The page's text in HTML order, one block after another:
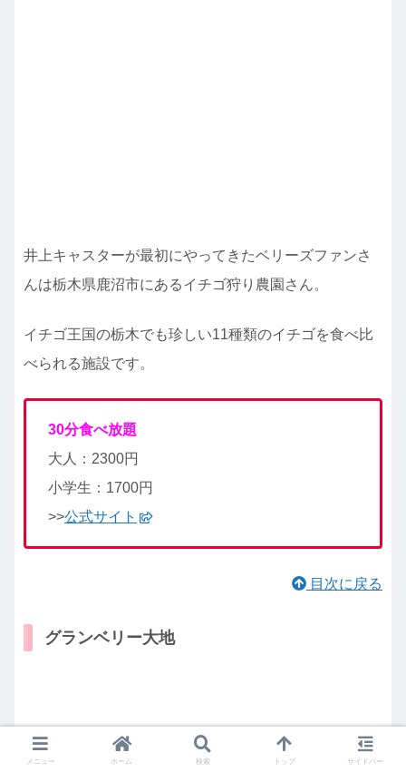
井上キャスターが最初にやってきたベリーズファンさ
んは栃木県鹿沼市にあるイチゴ狩り農園さん。
イチゴ王国の栃木でも珍しい11種類のイチゴを食べ比
べられる施設です。
30分食べ放題
大人：2300円
小学生：1700円
>>公式サイト
目次に戻る
グランベリー大地
メニュー ホーム 検索 トップ サイドバー